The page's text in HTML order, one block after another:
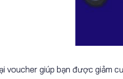
voucher giúp bạn được giảm